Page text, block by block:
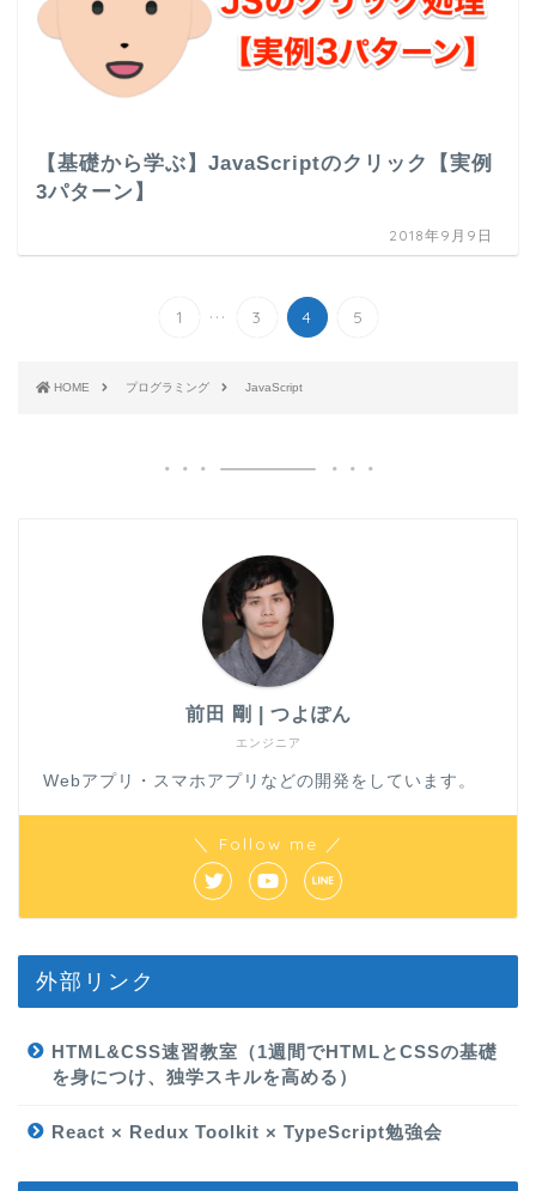
【基礎から学ぶ】JavaScriptのクリック【実例
3パターン】
2018年9月9日
1 ... 3 4 5
HOME プログラミング JavaScript
エンジニア
前田 剛 | つよぽん
Webアプリ・スマホアプリなどの開発をしています。
＼ Follow me ／
外部リンク
HTML&CSS速習教室（1週間でHTMLとCSSの基礎
を身につけ、独学スキルを高める）
React × Redux Toolkit × TypeScript勉強会